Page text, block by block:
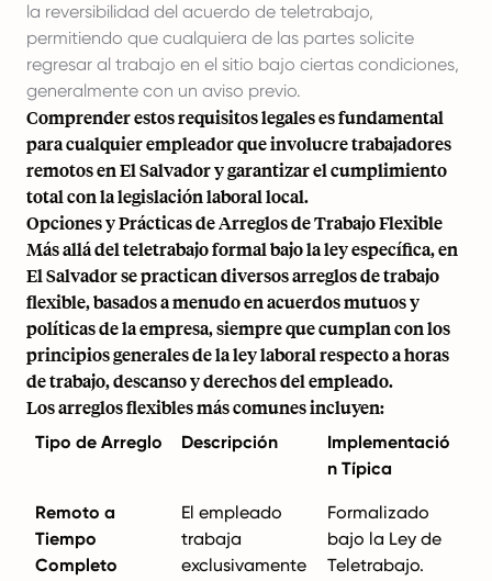
la reversibilidad del acuerdo de teletrabajo,
permitiendo que cualquiera de las partes solicite
regresar al trabajo en el sitio bajo ciertas condiciones,
generalmente con un aviso previo.
Comprender estos requisitos legales es fundamental
para cualquier empleador que involucre trabajadores
remotos en El Salvador y garantizar el cumplimiento
total con la legislación laboral local.
Opciones y Prácticas de Arreglos de Trabajo Flexible
Más allá del teletrabajo formal bajo la ley específica, en
El Salvador se practican diversos arreglos de trabajo
flexible, basados a menudo en acuerdos mutuos y
políticas de la empresa, siempre que cumplan con los
principios generales de la ley laboral respecto a horas
de trabajo, descanso y derechos del empleado.
Los arreglos flexibles más comunes incluyen:
Tipo de Arreglo Descripción
Implementació
n Típica
Remoto a
Tiempo
Completo
El empleado
trabaja
exclusivamente
Formalizado
bajo la Ley de
Teletrabajo.